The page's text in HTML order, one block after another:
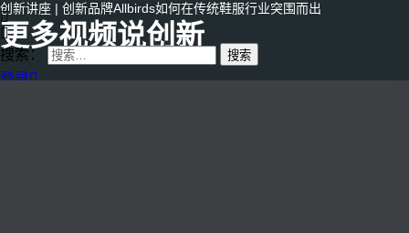
搜索：
登录
创新讲座 | 创新品牌Allbirds如何在传统鞋服行业突围而出
更多视频说创新